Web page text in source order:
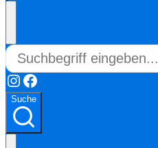
Instagram
Facebook
Suche